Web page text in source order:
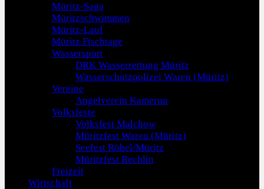
Müritz-Saga
Müritzschwimmen
Müritz-Lauf
Müritz Fischtage
Wassersport
DRK Wasserrettung Müritz
Wasserschutzpolizei Waren (Müritz)
Vereine
Angelverein Kamerun
Volksfeste
Volksfest Malchow
Müritzfest Waren (Müritz)
Seefest Röbel/Müritz
Müritzfest Rechlin
Freizeit
Wirtschaft